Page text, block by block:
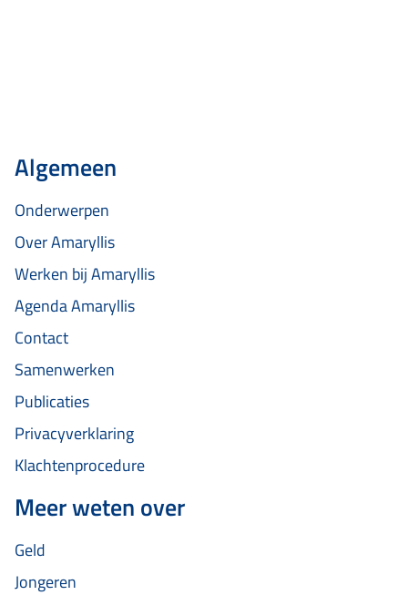
Algemeen
Onderwerpen
Over Amaryllis
Werken bij Amaryllis
Agenda Amaryllis
Contact
Samenwerken
Publicaties
Privacyverklaring
Klachtenprocedure
Meer weten over
Geld
Jongeren